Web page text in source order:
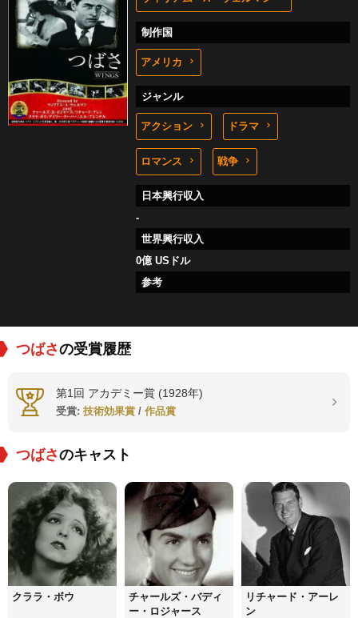
制作国
アメリカ
ジャンル
アクション ドラマ
ロマンス 戦争
日本興行収入
-
世界興行収入
0億 USドル
参考
つばさの受賞履歴
第1回 アカデミー賞 (1928年)
受賞: 技術効果賞 / 作品賞
つばさのキャスト
クララ・ボウ
チャールズ・バディ
ー・ロジャース
リチャード・アーレ
ン